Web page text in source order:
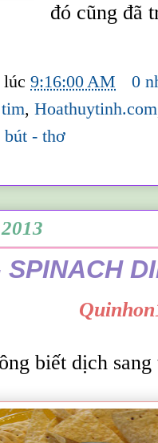
đó cũng đã
lúc9:16:00 AM
0
,Hoathuytinh.com
bút - thơ
sang tên